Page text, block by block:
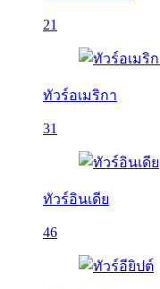
21
ทัวร์อเมริกา
31
ทัวร์อินเดีย
46